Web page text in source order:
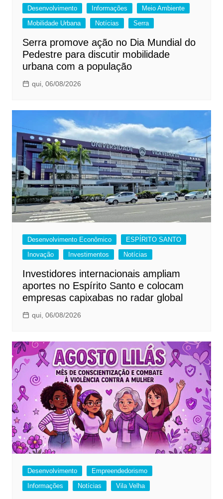
Desenvolvimento Informações
Meio Ambiente
Mobilidade Urbana
Notícias Serra
Serra promove ação no Dia Mundial do
Pedestre para discutir mobilidade
urbana com a população
qui, 06/08/2026
Desenvolvimento Econômico
ESPÍRITO SANTO
Inovação
Investimentos Notícias
Investidores internacionais ampliam
aportes no Espírito Santo e colocam
empresas capixabas no radar global
qui, 06/08/2026
Desenvolvimento
Empreendedorismo
Informações
Notícias Vila Velha